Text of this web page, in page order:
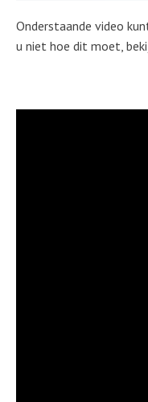
Onderstaande video
u niet hoe dit moet,